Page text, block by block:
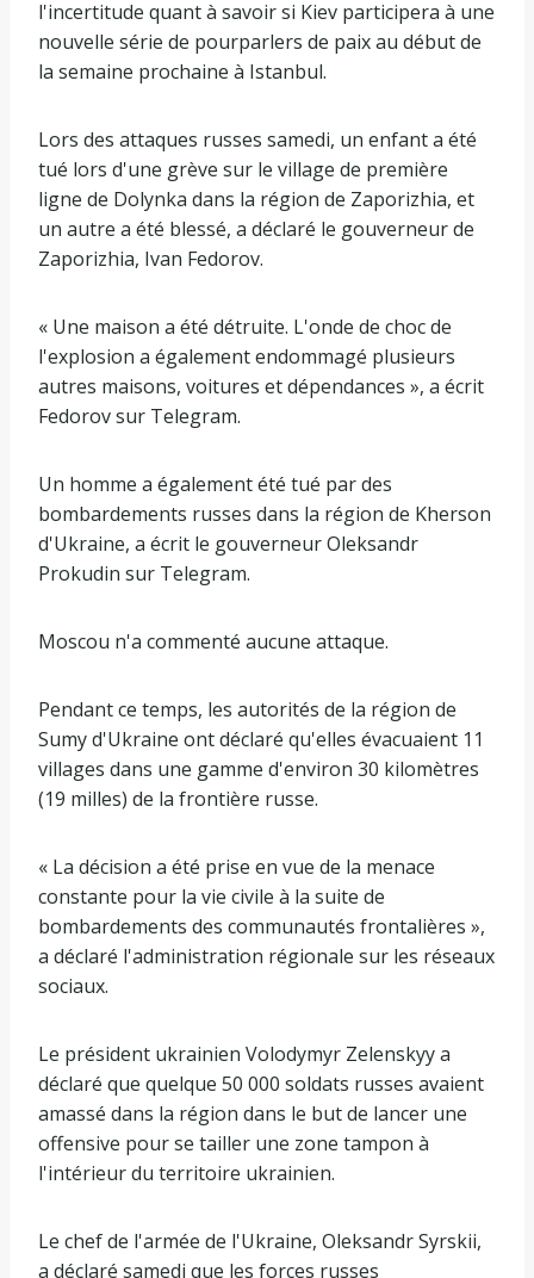
l'incertitude quant à savoir si Kiev participera à une
nouvelle série de pourparlers de paix au début de
la semaine prochaine à Istanbul.
Lors des attaques russes samedi, un enfant a été
tué lors d'une grève sur le village de première
ligne de Dolynka dans la région de Zaporizhia, et
un autre a été blessé, a déclaré le gouverneur de
Zaporizhia, Ivan Fedorov.
« Une maison a été détruite. L'onde de choc de
l'explosion a également endommagé plusieurs
autres maisons, voitures et dépendances », a écrit
Fedorov sur Telegram.
Un homme a également été tué par des
bombardements russes dans la région de Kherson
d'Ukraine, a écrit le gouverneur Oleksandr
Prokudin sur Telegram.
Moscou n'a commenté aucune attaque.
Pendant ce temps, les autorités de la région de
Sumy d'Ukraine ont déclaré qu'elles évacuaient 11
villages dans une gamme d'environ 30 kilomètres
(19 milles) de la frontière russe.
« La décision a été prise en vue de la menace
constante pour la vie civile à la suite de
bombardements des communautés frontalières »,
a déclaré l'administration régionale sur les réseaux
sociaux.
Le président ukrainien Volodymyr Zelenskyy a
déclaré que quelque 50 000 soldats russes avaient
amassé dans la région dans le but de lancer une
offensive pour se tailler une zone tampon à
l'intérieur du territoire ukrainien.
Le chef de l'armée de l'Ukraine, Oleksandr Syrskii,
a déclaré samedi que les forces russes